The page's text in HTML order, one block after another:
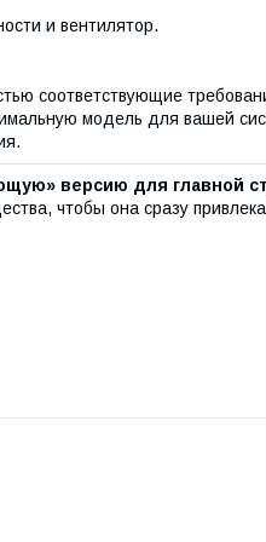
и вентилятор.
соответствующие
модель для вашей
версию для главной
чтобы она сразу